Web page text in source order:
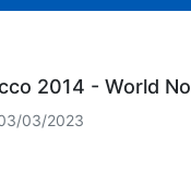
2014 - World
03/2023